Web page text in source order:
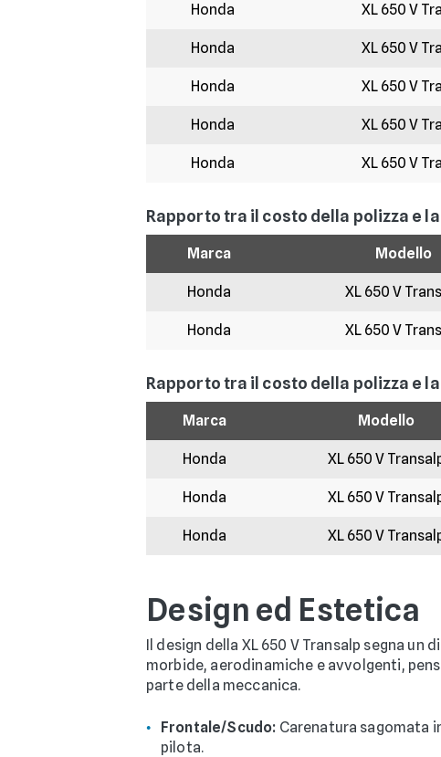
Honda XL 650 V
Honda XL 650 V
Honda XL 650 V
Honda XL 650 V
Honda XL 650 V
Rapporto tra il costo della polizza e
Marca Modello
Honda XL 650 V
Honda XL 650 V
Rapporto tra il costo della polizza e
Marca Modello
Honda XL 650 V
Honda XL 650 V
Honda XL 650 V
Design ed Estetica
Il design della XL 650 V Transalp segna
morbide, aerodinamiche e avvolgenti,
parte della meccanica.
Frontale/Scudo: Carenatura sagomata
pilota.